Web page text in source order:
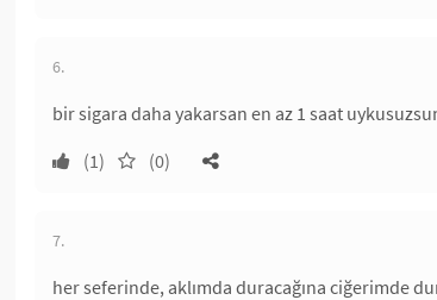
6.
bir sigara daha yakarsan en az 1 saat
(1)
(0)
7.
her seferinde, aklımda duracağına ciğerimde